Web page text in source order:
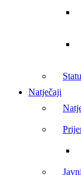
Natječaji